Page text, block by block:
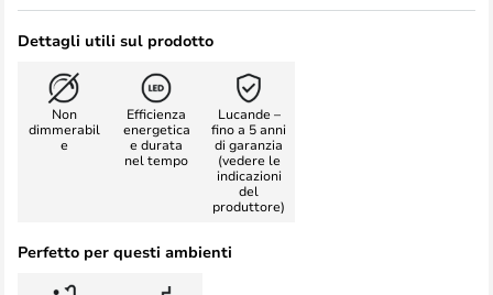
Dettagli utili sul prodotto
Non
dimmerabil
e
Efficienza
energetica
e durata
nel tempo
Lucande –
fino a 5 anni
di garanzia
(vedere le
indicazioni
del
produttore)
Perfetto per questi ambienti